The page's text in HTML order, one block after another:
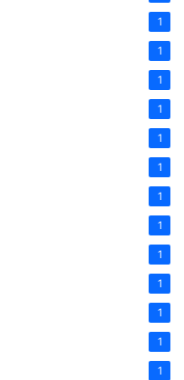
1
1
1
1
1
1
1
1
1
1
1
1
1